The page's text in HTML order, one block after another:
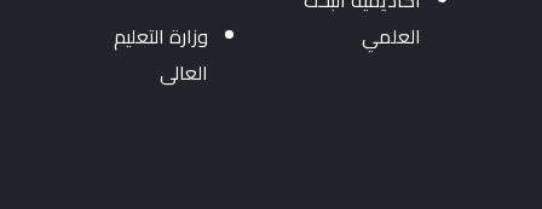
العلمي
وزارة التعليم
العالى